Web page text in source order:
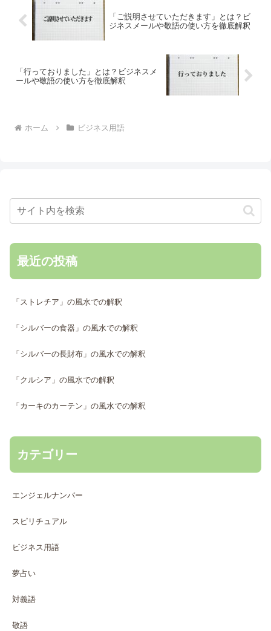
「ご説明させていただきます」とは？ビ
ジネスメールや敬語の使い方を徹底解釈
「行っておりました」とは？ビジネスメ
ールや敬語の使い方を徹底解釈
ホーム ビジネス用語
最近の投稿
「ストレチア」の風水での解釈
「シルバーの食器」の風水での解釈
「シルバーの長財布」の風水での解釈
「クルシア」の風水での解釈
「カーキのカーテン」の風水での解釈
カテゴリー
エンジェルナンバー
スピリチュアル
ビジネス用語
夢占い
対義語
敬語